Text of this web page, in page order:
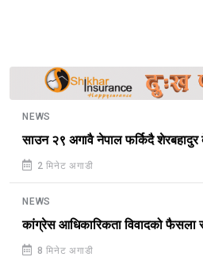
NEWS
साउन २९ अगावै नेपाल फर्किदै शेरबहादुर
2 मिनेट अगाडी
NEWS
कांग्रेस आधिकारिकता विवादको फैसला
8 मिनेट अगाडी